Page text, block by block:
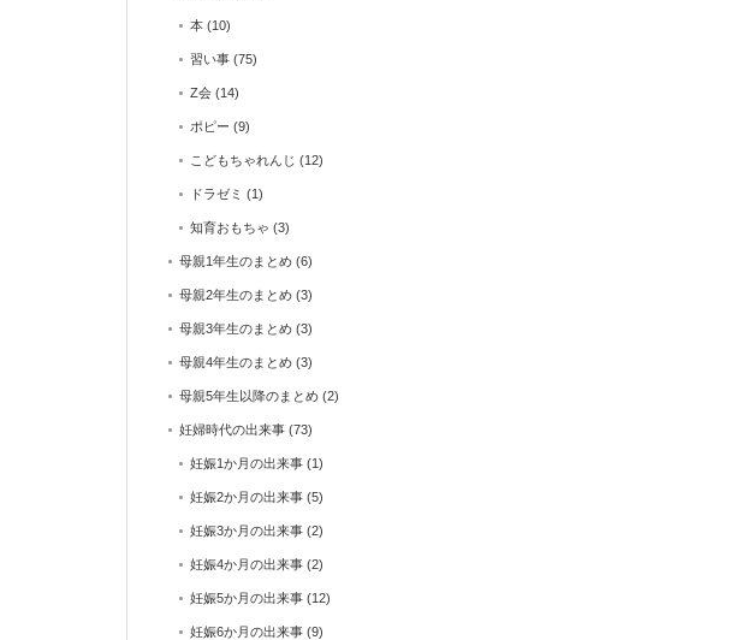
本 (10)
習い事 (75)
Z会 (14)
ポピー (9)
こどもちゃれんじ (12)
ドラゼミ (1)
知育おもちゃ (3)
母親1年生のまとめ (6)
母親2年生のまとめ (3)
母親3年生のまとめ (3)
母親4年生のまとめ (3)
母親5年生以降のまとめ (2)
妊婦時代の出来事 (73)
妊娠1か月の出来事 (1)
妊娠2か月の出来事 (5)
妊娠3か月の出来事 (2)
妊娠4か月の出来事 (2)
妊娠5か月の出来事 (12)
妊娠6か月の出来事 (9)